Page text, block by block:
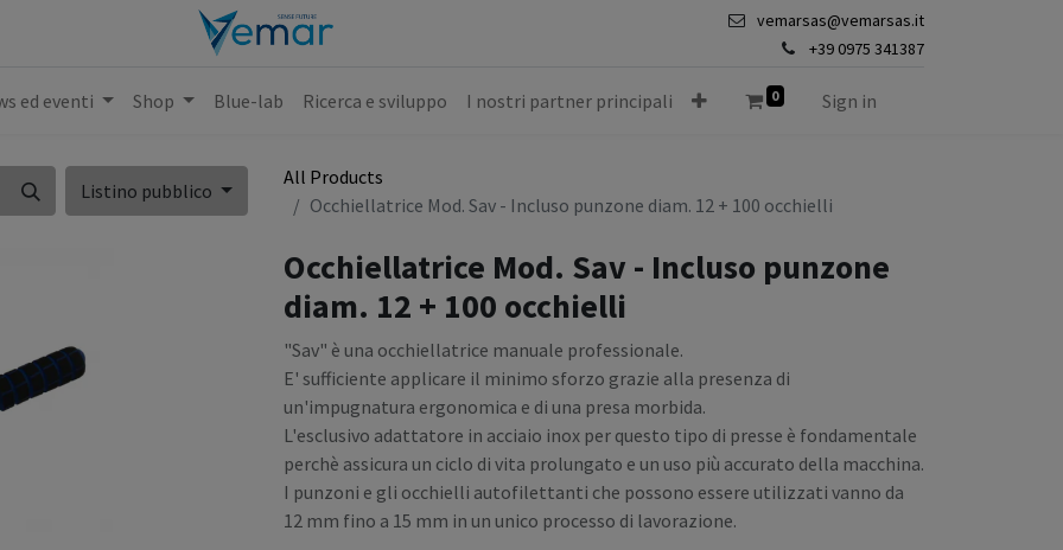
vemarsas@vemarsas.it
+39 0975 341387
ed eventi Shop Blue-lab Ricerca e sviluppo I nostri partner principali 0 Sign in
Listino pubblico
All Products
Occhiellatrice Mod. Sav - Incluso punzone diam. 12 + 100 occhielli
Occhiellatrice Mod. Sav - Incluso punzone
diam. 12 + 100 occhielli
"Sav" è una occhiellatrice manuale professionale.
E' sufficiente applicare il minimo sforzo grazie alla presenza di
un'impugnatura ergonomica e di una presa morbida.
L'esclusivo adattatore in acciaio inox per questo tipo di presse è fondamentale
perchè assicura un ciclo di vita prolungato e un uso più accurato della macchina.
I punzoni e gli occhielli autofilettanti che possono essere utilizzati vanno da
12 mm fino a 15 mm in un unico processo di lavorazione.